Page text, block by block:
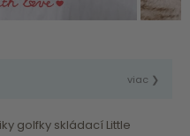
viac ❯
golfky skládací Little